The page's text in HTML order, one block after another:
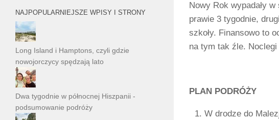
Nowy Rok wypadały
prawie 3 tygodnie,
szkoły. Finansowo to
na tym tak źle.
PLAN PODRÓŻY
W drodze do
NAJPOPULARNIEJSZE WPISY I STRONY
Long Island i Hamptons, czyli gdzie
nowojorczycy spędzają lato
Dwa tygodnie w północnej Hiszpanii -
podsumowanie podróży